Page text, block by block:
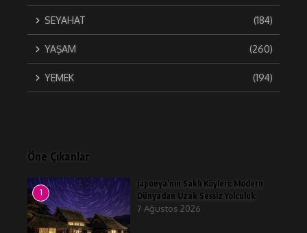
SEYAHAT (184)
YAŞAM (260)
YEMEK (194)
Öne Çıkanlar
1
Japonya’nın Saklı Köyleri: Modern
Dünyadan Uzak Sessiz Yolculuk
7 Ağustos 2026